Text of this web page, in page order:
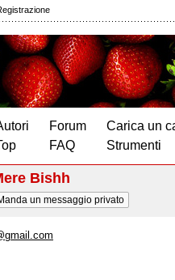
Forum
FAQ
Carica un
Strumenti
Bishh
un messaggio privato